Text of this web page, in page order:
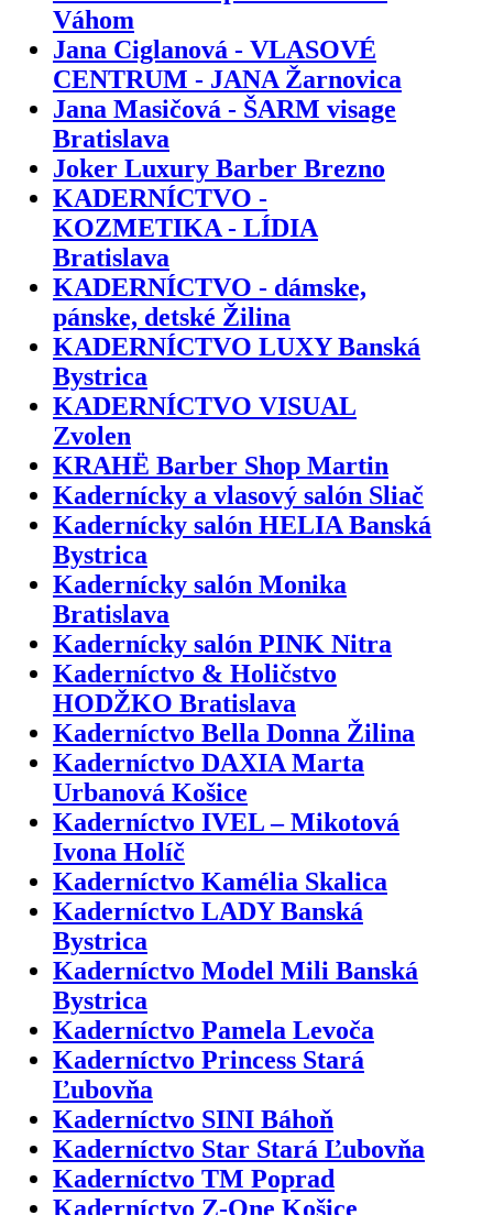
Váhom
Jana Ciglanová - VLASOVÉ
CENTRUM - JANA Žarnovica
Jana Masičová - ŠARM visage
Bratislava
Joker Luxury Barber Brezno
KADERNÍCTVO -
KOZMETIKA - LÍDIA
Bratislava
KADERNÍCTVO - dámske,
pánske, detské Žilina
KADERNÍCTVO LUXY Banská
Bystrica
KADERNÍCTVO VISUAL
Zvolen
KRAHË Barber Shop Martin
Kadernícky a vlasový salón Sliač
Kadernícky salón HELIA Banská
Bystrica
Kadernícky salón Monika
Bratislava
Kadernícky salón PINK Nitra
Kaderníctvo & Holičstvo
HODŽKO Bratislava
Kaderníctvo Bella Donna Žilina
Kaderníctvo DAXIA Marta
Urbanová Košice
Kaderníctvo IVEL – Mikotová
Ivona Holíč
Kaderníctvo Kamélia Skalica
Kaderníctvo LADY Banská
Bystrica
Kaderníctvo Model Mili Banská
Bystrica
Kaderníctvo Pamela Levoča
Kaderníctvo Princess Stará
Ľubovňa
Kaderníctvo SINI Báhoň
Kaderníctvo Star Stará Ľubovňa
Kaderníctvo TM Poprad
Kaderníctvo Z-One Košice